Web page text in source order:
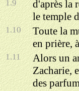
1.9
d'après la
le temple
1.10
Toute la
en prière,
1.11
Alors un
Zacharie,
des